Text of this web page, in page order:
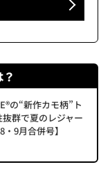
の“新作カモ柄”ト
群で夏のレジャー
9月合併号】